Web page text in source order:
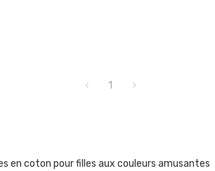
1
en coton pour filles aux couleurs amusantes